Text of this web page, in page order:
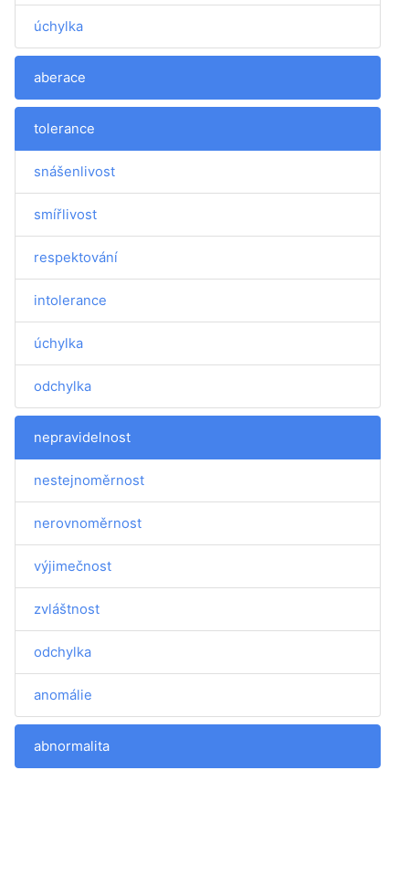
úchylka
aberace
tolerance
snášenlivost
smířlivost
respektování
intolerance
úchylka
odchylka
nepravidelnost
nestejnoměrnost
nerovnoměrnost
výjimečnost
zvláštnost
odchylka
anomálie
abnormalita